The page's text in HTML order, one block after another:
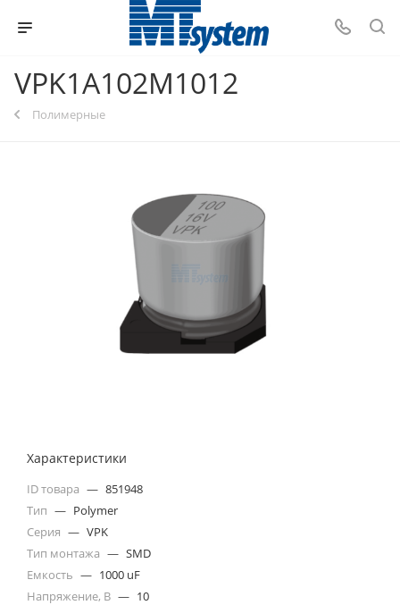
VPK1A102M1012
Полимерные
Характеристики
ID товара — 851948
Тип — Polymer
Серия — VPK
Тип монтажа — SMD
Емкость — 1000 uF
Напряжение, В — 10